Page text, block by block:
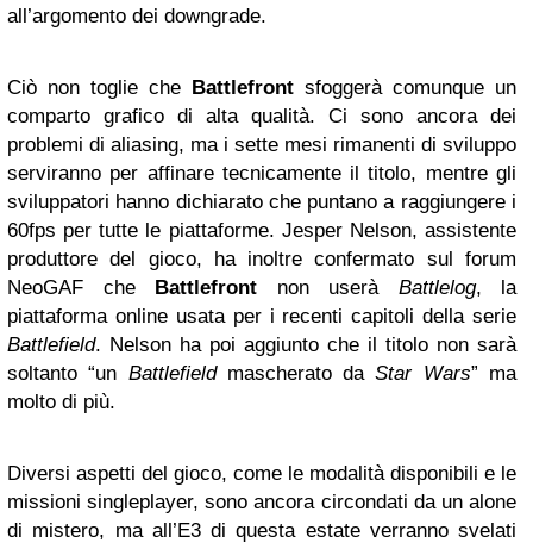
all’argomento dei downgrade.
Ciò non toglie che Battlefront sfoggerà comunque un
comparto grafico di alta qualità. Ci sono ancora dei
problemi di aliasing, ma i sette mesi rimanenti di sviluppo
serviranno per affinare tecnicamente il titolo, mentre gli
sviluppatori hanno dichiarato che puntano a raggiungere i
60fps per tutte le piattaforme. Jesper Nelson, assistente
produttore del gioco, ha inoltre confermato sul forum
NeoGAF che Battlefront non userà Battlelog, la
piattaforma online usata per i recenti capitoli della serie
Battlefield. Nelson ha poi aggiunto che il titolo non sarà
soltanto “un Battlefieldmascherato daStar Wars” ma
molto di più.
Diversi aspetti del gioco, come le modalità disponibili e le
missioni singleplayer, sono ancora circondati da un alone
di mistero, ma all’E3 di questa estate verranno svelati